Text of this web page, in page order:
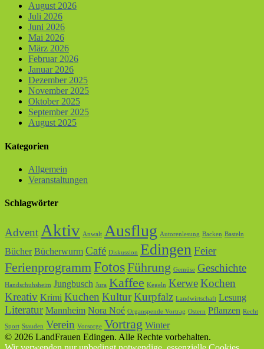
August 2026
Juli 2026
Juni 2026
Mai 2026
März 2026
Februar 2026
Januar 2026
Dezember 2025
November 2025
Oktober 2025
September 2025
August 2025
Kategorien
Allgemein
Veranstaltungen
Schlagwörter
AdventAktiv Anwalt Ausflug Autorenlesung Backen Basteln
Bücher Bücherwurm Café Diskussion EdingenFeier
FerienprogrammFotosFührung Gemüse Geschichte
Handschuhsheim Jungbusch Jura Kaffee Kegeln KerweKochen
Kreativ Krimi Kuchen KulturKurpfalz Landwirtschaft Lesung
Literatur Mannheim Nora Noé Organspende Vortrag Ostern Pflanzen Recht
Sport Stauden Verein Vorsorge Vortrag Winter
© 2026 LandFrauen Edingen. Alle Rechte vorbehalten.